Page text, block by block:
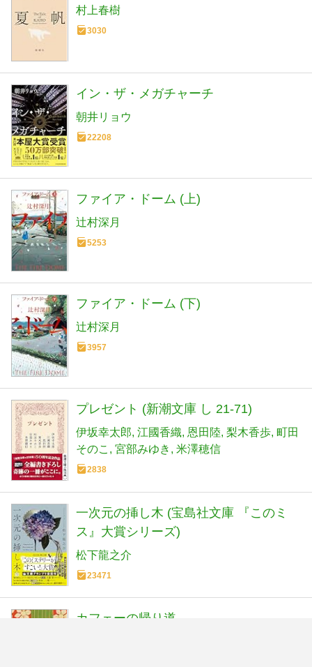
村上春樹
3030
イン・ザ・メガチャーチ
朝井リョウ
22208
ファイア・ドーム (上)
辻村深月
5253
ファイア・ドーム (下)
辻村深月
3957
プレゼント (新潮文庫 し 21-71)
伊坂幸太郎 江國香織 恩田陸 梨木香歩 町田
そのこ
宮部みゆき 米澤穂信
2838
一次元の挿し木 (宝島社文庫 『このミ
ス』大賞シリーズ)
松下龍之介
23471
カフェーの帰り道